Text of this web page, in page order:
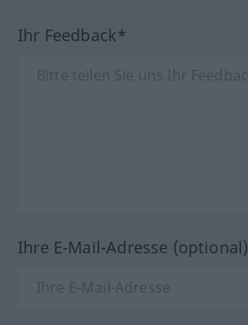
Ihr Feedback*
Ihre E-Mail-Adresse (optional)